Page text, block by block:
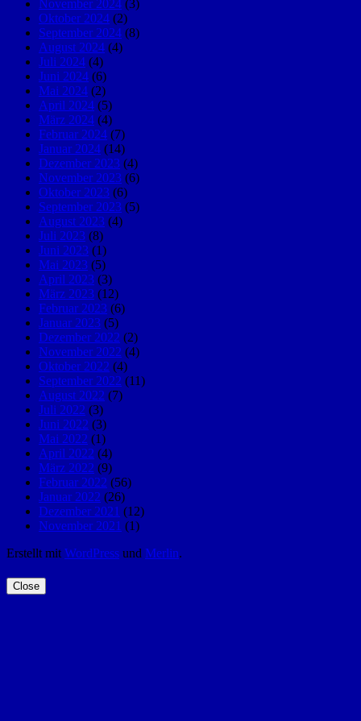
November 2024 (3)
Oktober 2024 (2)
September 2024 (8)
August 2024 (4)
Juli 2024 (4)
Juni 2024 (6)
Mai 2024 (2)
April 2024 (5)
März 2024 (4)
Februar 2024 (7)
Januar 2024 (14)
Dezember 2023 (4)
November 2023 (6)
Oktober 2023 (6)
September 2023 (5)
August 2023 (4)
Juli 2023 (8)
Juni 2023 (1)
Mai 2023 (5)
April 2023 (3)
März 2023 (12)
Februar 2023 (6)
Januar 2023 (5)
Dezember 2022 (2)
November 2022 (4)
Oktober 2022 (4)
September 2022 (11)
August 2022 (7)
Juli 2022 (3)
Juni 2022 (3)
Mai 2022 (1)
April 2022 (4)
März 2022 (9)
Februar 2022 (56)
Januar 2022 (26)
Dezember 2021 (12)
November 2021 (1)
Erstellt mit WordPress und Merlin.
Close